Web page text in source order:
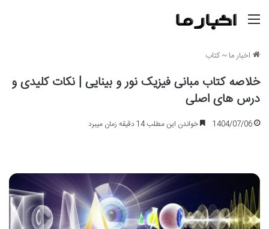
اخبار ما~کتاب
خلاصه کتاب مبانی فیزیک نور و بینایی | نکات کلیدی و
درس های اصلی
1404/07/06 خواندن این مطلب 14 دقیقه زمان میبرد